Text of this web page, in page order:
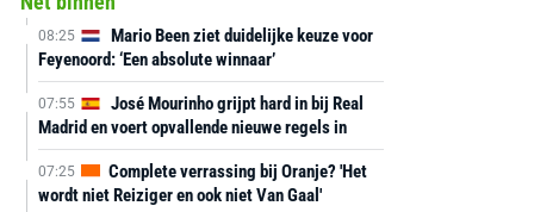
08:25
Mario Been ziet duidelijke keuze voor
Feyenoord: ‘Een absolute winnaar’
07:55
José Mourinho grijpt hard in bij Real
Madrid en voert opvallende nieuwe regels in
07:25
Complete verrassing bij Oranje? 'Het
wordt niet Reiziger en ook niet Van Gaal'